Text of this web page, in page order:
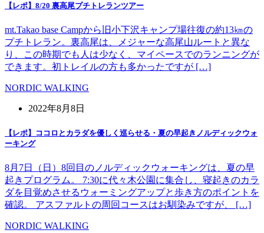
【レポ】8/20 裏高尾プチトレランツアー
mt.Takao base Campから旧小下沢キャンプ場往復の約13㎞の
プチトレラン。裏高尾は、メジャーな高尾山ルートと異な
り、この時期でも人は少なく、マイペースでのランニングが
できます。初トレイルの方も多かったですが […]
NORDIC WALKING
2022年8月8日
【レポ】ココロとカラダを優しく巡らせる・夏の早起きノルディックウォ
ーキング
8月7日（日）8回目のノルディックウォーキングは、夏の早
起きプログラム。 7:30に代々木公園に集合し、寝起きのカラ
ダを目覚めさせるウォーミングアップと歩き方のポイントを
確認。 アスファルトの周回コースはお馴染みですが、 […]
NORDIC WALKING